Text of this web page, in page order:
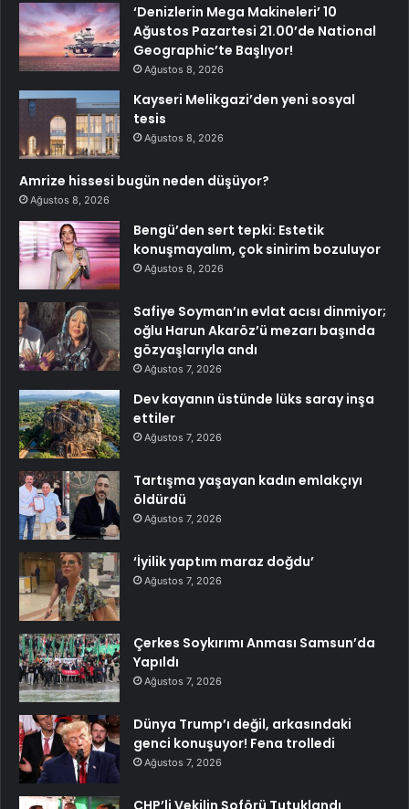
‘Denizlerin Mega Makineleri’ 10
Ağustos Pazartesi 21.00’de National
Geographic’te Başlıyor!
Ağustos 8, 2026
Kayseri Melikgazi’den yeni sosyal
tesis
Ağustos 8, 2026
Amrize hissesi bugün neden düşüyor?
Ağustos 8, 2026
Bengü’den sert tepki: Estetik
konuşmayalım, çok sinirim bozuluyor
Ağustos 8, 2026
Safiye Soyman’ın evlat acısı dinmiyor;
oğlu Harun Akaröz’ü mezarı başında
gözyaşlarıyla andı
Ağustos 7, 2026
Dev kayanın üstünde lüks saray inşa
ettiler
Ağustos 7, 2026
Tartışma yaşayan kadın emlakçıyı
öldürdü
Ağustos 7, 2026
‘İyilik yaptım maraz doğdu’
Ağustos 7, 2026
Çerkes Soykırımı Anması Samsun’da
Yapıldı
Ağustos 7, 2026
Dünya Trump’ı değil, arkasındaki
genci konuşuyor! Fena trolledi
Ağustos 7, 2026
CHP’li Vekilin Şoförü Tutuklandı